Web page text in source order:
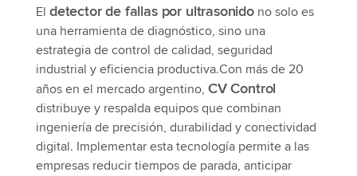
El detector de fallas por ultrasonidono solo es
una herramienta de diagnóstico, sino una
estrategia de control de calidad, seguridad
industrial y eficiencia productiva.Con más de 20
años en el mercado argentino, CV Control
distribuye y respalda equipos que combinan
ingeniería de precisión, durabilidad y conectividad
digital. Implementar esta tecnología permite a las
empresas reducir tiempos de parada, anticipar